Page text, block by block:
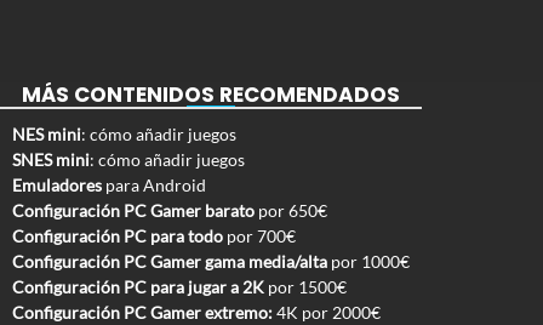
MÁS CONTENIDOS RECOMENDADOS
NES mini: cómo añadir juegos
SNES mini: cómo añadir juegos
Emuladores para Android
Configuración PC Gamer barato por 650€
Configuración PC para todo por 700€
Configuración PC Gamer gama media/alta por 1000€
Configuración PC para jugar a 2K por 1500€
Configuración PC Gamer extremo:4K por 2000€